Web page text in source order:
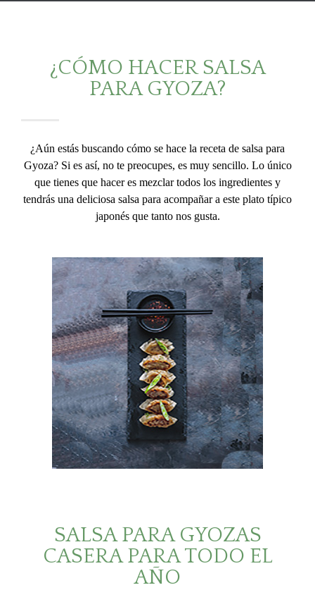
¿CÓMO HACER SALSA
PARA GYOZA?
¿Aún estás buscando cómo se hace la receta de salsa para
Gyoza? Si es así, no te preocupes, es muy sencillo. Lo único
que tienes que hacer es mezclar todos los ingredientes y
tendrás una deliciosa salsa para acompañar a este plato típico
japonés que tanto nos gusta.
SALSA PARA GYOZAS
CASERA PARA TODO EL
AÑO